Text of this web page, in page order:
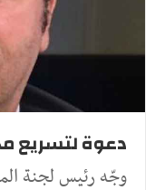
دعوة لتسريع
وجّه رئيس لجنة